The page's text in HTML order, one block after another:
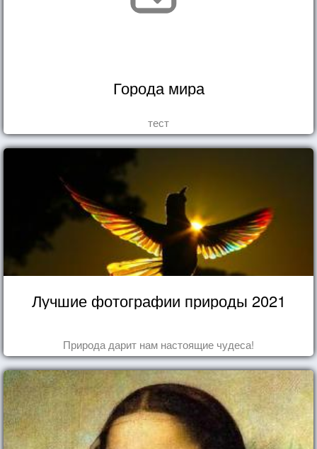
Города мира
тест
Лучшие фотографии природы 2021
Природа дарит нам настоящие чудеса!